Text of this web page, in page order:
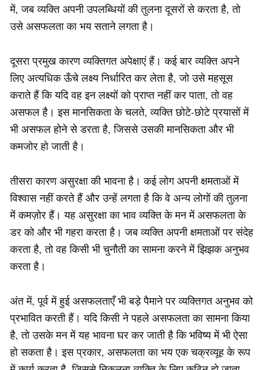
में, जब व्यक्ति अपनी उपलब्धियों की तुलना दूसरों से करता है, तो
उसे असफलता का भय सताने लगता है।
दूसरा प्रमुख कारण व्यक्तिगत अपेक्षाएं हैं। कई बार व्यक्ति अपने
लिए अत्यधिक ऊँचे लक्ष्य निर्धारित कर लेता है, जो उसे महसूस
कराते हैं कि यदि वह इन लक्ष्यों को प्राप्त नहीं कर पाता, तो वह
असफल है। इस मानसिकता के चलते, व्यक्ति छोटे-छोटे प्रयासों में
भी असफल होने से डरता है, जिससे उसकी मानसिकता और भी
कमजोर हो जाती है।
तीसरा कारण असुरक्षा की भावना है। कई लोग अपनी क्षमताओं में
विश्वास नहीं करते हैं और उन्हें लगता है कि वे अन्य लोगों की तुलना
में कमज़ोर हैं। यह असुरक्षा का भाव व्यक्ति के मन में असफलता के
डर को और भी गहरा करता है। जब व्यक्ति अपनी क्षमताओं पर संदेह
करता है, तो वह किसी भी चुनौती का सामना करने में झिझक अनुभव
करता है।
अंत में, पूर्व में हुई असफलताएँ भी बड़े पैमाने पर व्यक्तिगत अनुभव को
प्रभावित करती हैं। यदि किसी ने पहले असफलता का सामना किया
है, तो उसके मन में यह भावना घर कर जाती है कि भविष्य में भी ऐसा
हो सकता है। इस प्रकार, असफलता का भय एक चक्रव्यूह के रूप